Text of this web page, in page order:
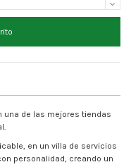
una de las mejores tiendas
en un villa de servicios
personalidad, creando un